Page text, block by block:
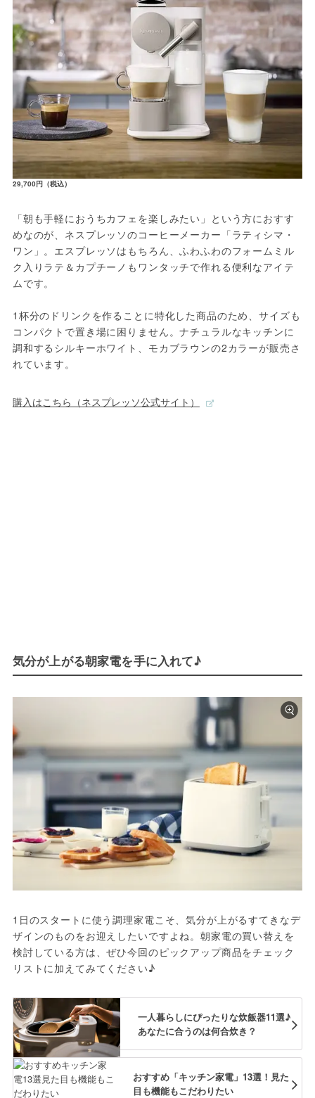
29,700円（税込）
「朝も手軽におうちカフェを楽しみたい」という方におすす
めなのが、ネスプレッソのコーヒーメーカー「ラティシマ・
ワン」。エスプレッソはもちろん、ふわふわのフォームミル
ク入りラテ＆カプチーノもワンタッチで作れる便利なアイテ
ムです。
1杯分のドリンクを作ることに特化した商品のため、サイズも
コンパクトで置き場に困りません。ナチュラルなキッチンに
調和するシルキーホワイト、モカブラウンの2カラーが販売さ
れています。
購入はこちら（ネスプレッソ公式サイト）
気分が上がる朝家電を手に入れて♪
1日のスタートに使う調理家電こそ、気分が上がるすてきなデ
ザインのものをお迎えしたいですよね。朝家電の買い替えを
検討している方は、ぜひ今回のピックアップ商品をチェック
リストに加えてみてください♪
一人暮らしにぴったりな炊飯器11選♪
あなたに合うのは何合炊き？
おすすめ「キッチン家電」13選！見た
目も機能もこだわりたい